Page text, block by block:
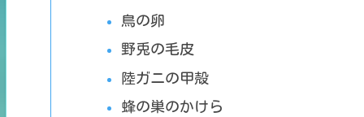
鳥の卵
野兎の毛皮
陸ガニの甲殻
蜂の巣のかけら